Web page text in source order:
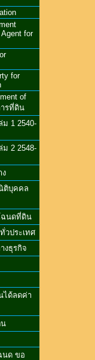
for
for
of
รที่ดิน
1 2540-
2 2548-
ง
ติบุคคล
ฉนดที่ดิน
วประเทศ
งธุรกิจ
ได้ลดค่า
น
นด ขอ